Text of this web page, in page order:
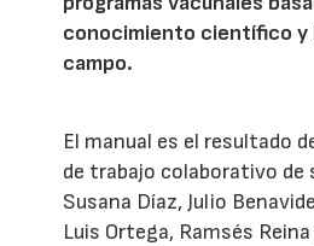
conocimiento científico y
campo.
El manual es el resultado
de trabajo colaborativo de
Susana Díaz, Julio
Luis Ortega, Ramsés